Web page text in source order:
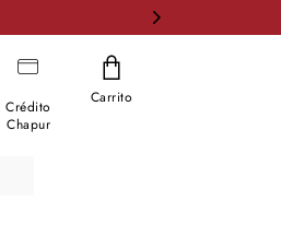
Crédito
Chapur
Carrito